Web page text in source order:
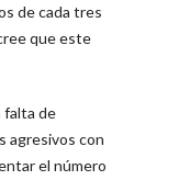
de cada tres
que este
falta de
agresivos con
el número